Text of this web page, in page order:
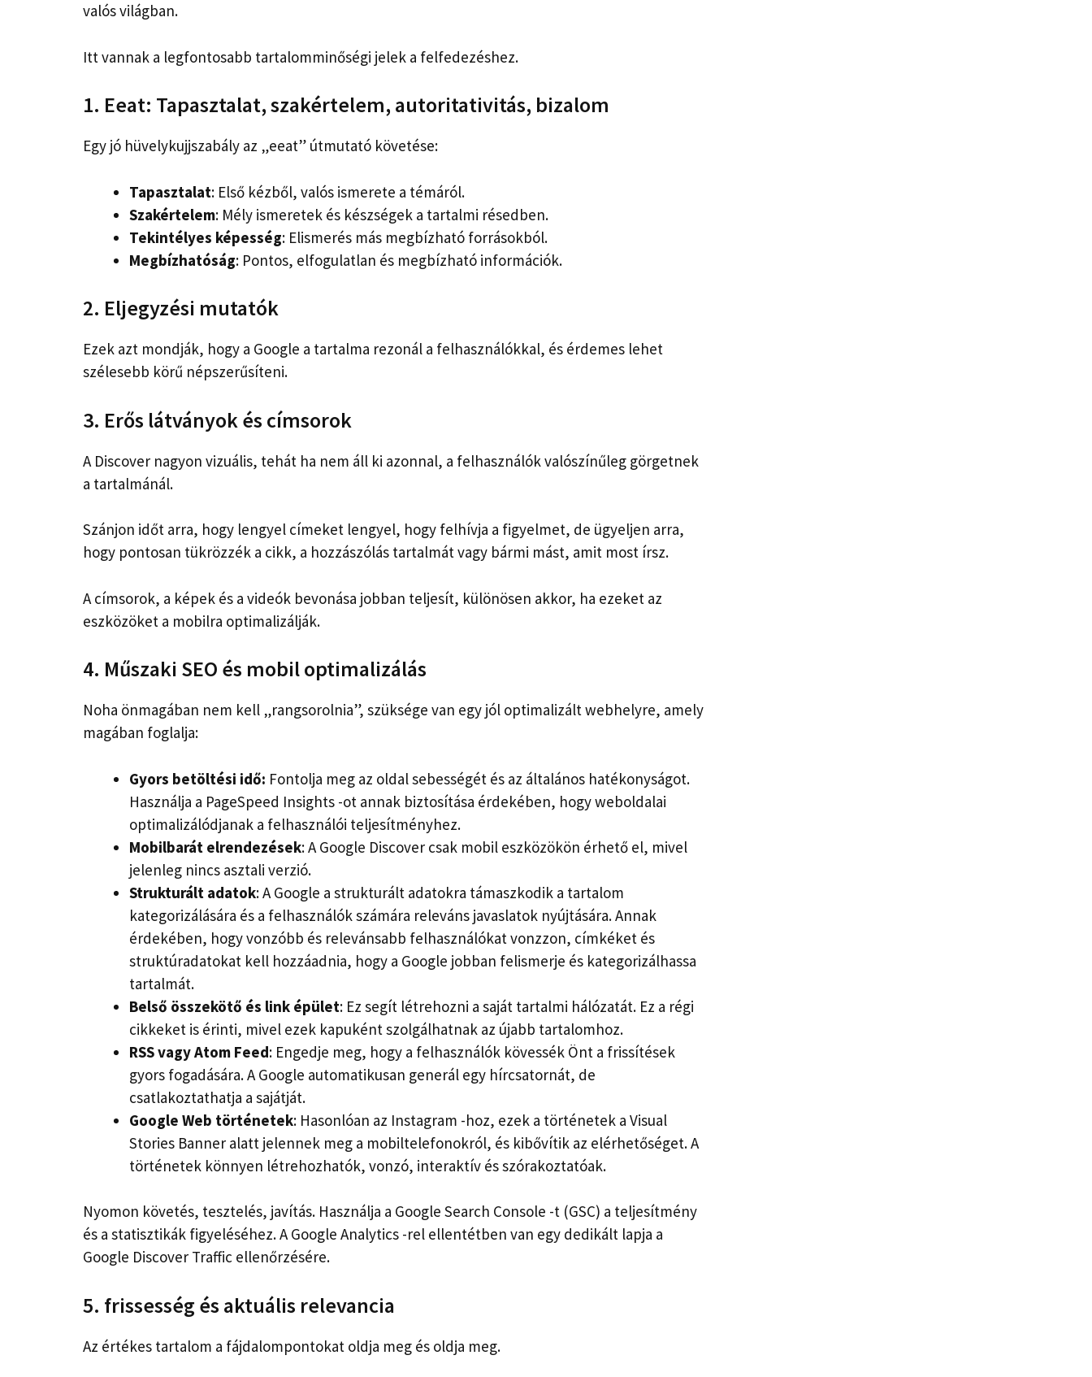
valós világban.
Itt vannak a legfontosabb tartalomminőségi jelek a felfedezéshez.
1. Eeat: Tapasztalat, szakértelem, autoritativitás, bizalom
Egy jó hüvelykujjszabály az „eeat” útmutató követése:
Tapasztalat: Első kézből, valós ismerete a témáról.
Szakértelem: Mély ismeretek és készségek a tartalmi résedben.
Tekintélyes képesség: Elismerés más megbízható forrásokból.
Megbízhatóság: Pontos, elfogulatlan és megbízható információk.
2. Eljegyzési mutatók
Ezek azt mondják, hogy a Google a tartalma rezonál a felhasználókkal, és érdemes lehet
szélesebb körű népszerűsíteni.
3. Erős látványok és címsorok
A Discover nagyon vizuális, tehát ha nem áll ki azonnal, a felhasználók valószínűleg görgetnek
a tartalmánál.
Szánjon időt arra, hogy lengyel címeket lengyel, hogy felhívja a figyelmet, de ügyeljen arra,
hogy pontosan tükrözzék a cikk, a hozzászólás tartalmát vagy bármi mást, amit most írsz.
A címsorok, a képek és a videók bevonása jobban teljesít, különösen akkor, ha ezeket az
eszközöket a mobilra optimalizálják.
4. Műszaki SEO és mobil optimalizálás
Noha önmagában nem kell „rangsorolnia”, szüksége van egy jól optimalizált webhelyre, amely
magában foglalja:
Gyors betöltési idő: Fontolja meg az oldal sebességét és az általános hatékonyságot.
Használja a PageSpeed ​​Insights -ot annak biztosítása érdekében, hogy weboldalai
optimalizálódjanak a felhasználói teljesítményhez.
Mobilbarát elrendezések: A Google Discover csak mobil eszközökön érhető el, mivel
jelenleg nincs asztali verzió.
Strukturált adatok: A Google a strukturált adatokra támaszkodik a tartalom
kategorizálására és a felhasználók számára releváns javaslatok nyújtására. Annak
érdekében, hogy vonzóbb és relevánsabb felhasználókat vonzzon, címkéket és
struktúradatokat kell hozzáadnia, hogy a Google jobban felismerje és kategorizálhassa
tartalmát.
Belső összekötő és link épület: Ez segít létrehozni a saját tartalmi hálózatát. Ez a régi
cikkeket is érinti, mivel ezek kapuként szolgálhatnak az újabb tartalomhoz.
RSS vagy Atom Feed: Engedje meg, hogy a felhasználók kövessék Önt a frissítések
gyors fogadására. A Google automatikusan generál egy hírcsatornát, de
csatlakoztathatja a sajátját.
Google Web történetek: Hasonlóan az Instagram -hoz, ezek a történetek a Visual
Stories Banner alatt jelennek meg a mobiltelefonokról, és kibővítik az elérhetőséget. A
történetek könnyen létrehozhatók, vonzó, interaktív és szórakoztatóak.
Nyomon követés, tesztelés, javítás. Használja a Google Search Console -t (GSC) a teljesítmény
és a statisztikák figyeléséhez. A Google Analytics -rel ellentétben van egy dedikált lapja a
Google Discover Traffic ellenőrzésére.
5. frissesség és aktuális relevancia
Az értékes tartalom a fájdalompontokat oldja meg és oldja meg.